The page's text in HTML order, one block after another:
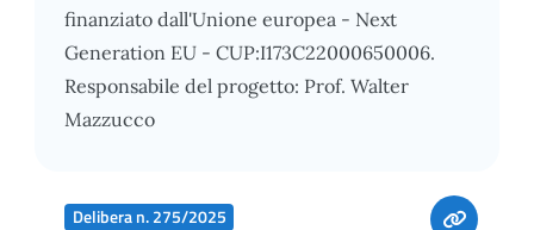
finanziato dall'Unione europea - Next
Generation EU - CUP:I173C22000650006.
Responsabile del progetto: Prof. Walter
Mazzucco
Delibera n. 275/2025